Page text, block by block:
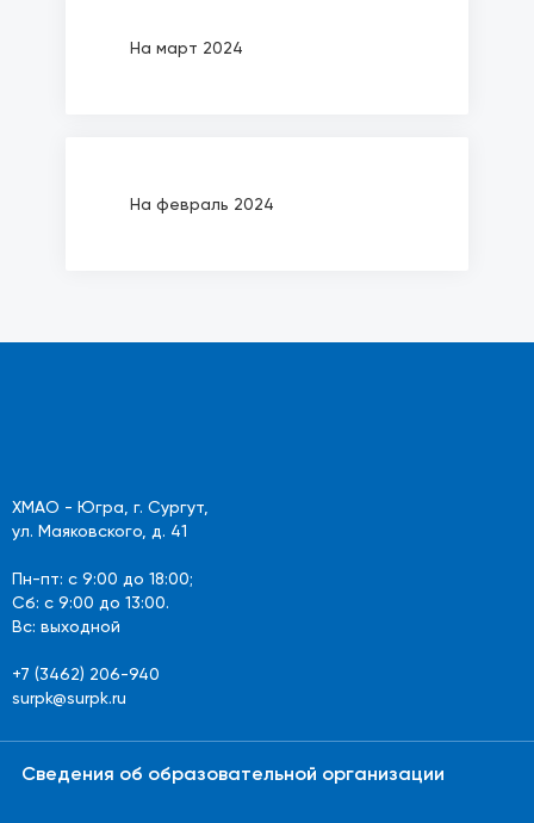
На март 2024
На февраль 2024
+7 (3462) 206-940
surpk@surpk.ru
ХМАО - Югра, г. Сургут,
ул. Маяковского, д. 41
Пн-пт: с 9:00 до 18:00;
Сб: с 9:00 до 13:00.
Вс: выходной
Сведения об образовательной организации